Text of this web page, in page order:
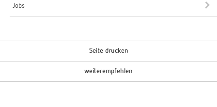
Jobs
Seite drucken
weiterempfehlen